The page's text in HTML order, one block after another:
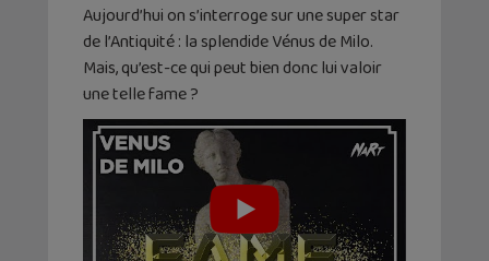
Aujourd’hui on s’interroge sur une super star
de l’Antiquité : la splendide Vénus de Milo.
Mais, qu’est-ce qui peut bien donc lui valoir
une telle fame ?